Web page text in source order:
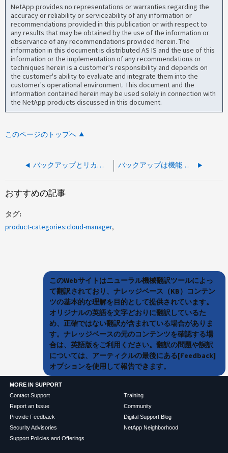
NetApp provides no representations or warranties regarding the
accuracy or reliability or serviceability of any information or
recommendations provided in this publication or with respect to
any results that may be obtained by the use of the information or
observance of any recommendations provided herein. The
information in this document is distributed AS IS and the use of this
information or the implementation of any recommendations or
techniques herein is a customer's responsibility and depends on
the customer's ability to evaluate and integrate them into the
customer's operational environment. This document and the
information contained herein may be used solely in connection with
the NetApp products discussed in this document.
このページのトップへ
バックアップとリカバリページにアクション拒否が表示されます：理由はルールが一致しません バックアップは機能しておらず、失敗した状態です
おすすめの記事
タグ
product-categories:cloud-manager
このWebサイトはニューラル機械翻訳ツールによっ
て翻訳されており、ナレッジベース（KB）コンテン
ツの基本的な理解を目的として提供されています。
オリジナルの英語を文字どおりに翻訳しているた
め、正確ではない翻訳が含まれている場合がありま
す。ナレッジベースの元のコンテンツを確認する場
合は、英語版をご利用ください。翻訳の問題や誤訳
については、アーティクルの最後にある[Feedback]
オプションを使用して報告できます。
MORE IN SUPPORT
Contact Support
Report an Issue
Provide Feedback
Security Advisories
Support Policies and Offerings
Training
Community
Digital Support Blog
NetApp Neighborhood